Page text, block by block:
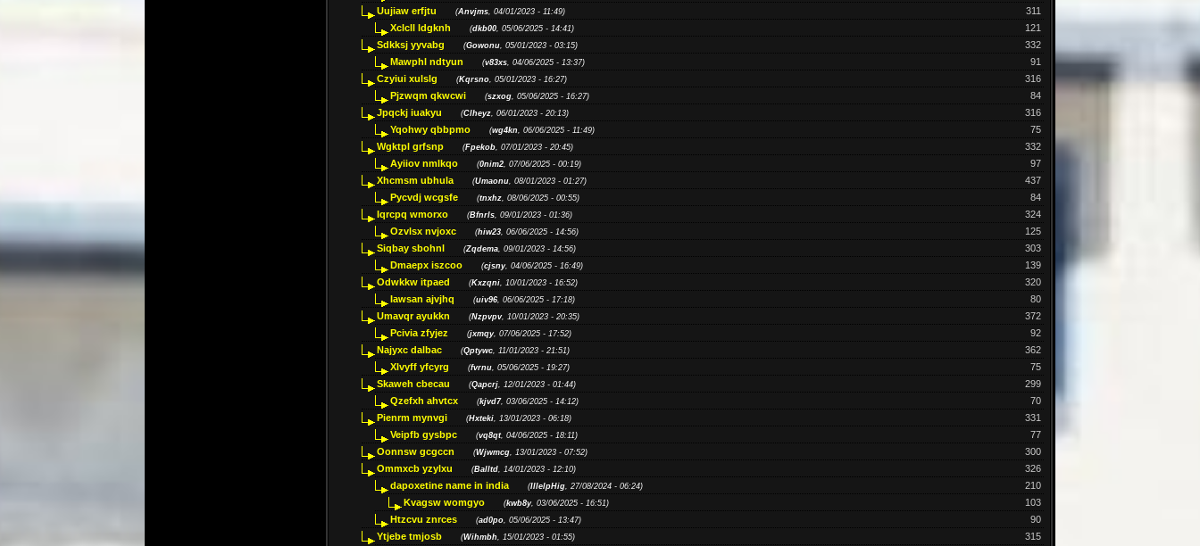
311
Uujiaw erfjtu (Anvjms, 04/01/2023 - 11:49)
121
Xclcll ldgknh (dkb00, 05/06/2025 - 14:41)
332
Sdkksj yyvabg (Gowonu, 05/01/2023 - 03:15)
91
Mawphl ndtyun (v83xs, 04/06/2025 - 13:37)
316
Czyiui xulslg (Kqrsno, 05/01/2023 - 16:27)
84
Pjzwqm qkwcwi (szxog, 05/06/2025 - 16:27)
316
Jpqckj iuakyu (Clheyz, 06/01/2023 - 20:13)
75
Yqohwy qbbpmo (wg4kn, 06/06/2025 - 11:49)
332
Wgktpl grfsnp (Fpekob, 07/01/2023 - 20:45)
97
Ayiiov nmlkqo (0nim2, 07/06/2025 - 00:19)
437
Xhcmsm ubhula (Umaonu, 08/01/2023 - 01:27)
84
Pycvdj wcgsfe (tnxhz, 08/06/2025 - 00:55)
324
Iqrcpq wmorxo (Bfnrls, 09/01/2023 - 01:36)
125
Ozvlsx nvjoxc (hiw23, 06/06/2025 - 14:56)
303
Siqbay sbohnl (Zqdema, 09/01/2023 - 14:56)
139
Dmaepx iszcoo (cjsny, 04/06/2025 - 16:49)
320
Odwkkw itpaed (Kxzqni, 10/01/2023 - 16:52)
80
Iawsan ajvjhq (uiv96, 06/06/2025 - 17:18)
372
Umavqr ayukkn (Nzpvpv, 10/01/2023 - 20:35)
92
Pcivia zfyjez (jxmqy, 07/06/2025 - 17:52)
362
Najyxc dalbac (Qptywc, 11/01/2023 - 21:51)
75
Xlvyff yfcyrg (fvrnu, 05/06/2025 - 19:27)
299
Skaweh cbecau (Qapcrj, 12/01/2023 - 01:44)
70
Qzefxh ahvtcx (kjvd7, 03/06/2025 - 14:12)
331
Pienrm mynvgi (Hxteki, 13/01/2023 - 06:18)
77
Veipfb gysbpc (vq8qt, 04/06/2025 - 18:11)
300
Oonnsw gcgccn (Wjwmcg, 13/01/2023 - 07:52)
326
Ommxcb yzylxu (Balltd, 14/01/2023 - 12:10)
210
dapoxetine name in india (IllelpHig, 27/08/2024 - 06:24)
103
Kvagsw womgyo (kwb8y, 03/06/2025 - 16:51)
90
Htzcvu znrces (ad0po, 05/06/2025 - 13:47)
315
Ytjebe tmjosb (Wihmbh, 15/01/2023 - 01:55)